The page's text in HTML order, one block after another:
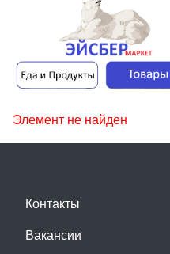
Элемент не найден
Контакты
Вакансии